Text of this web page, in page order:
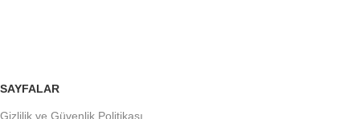
SAYFALAR
Gizlilik ve Güvenlik Politikası